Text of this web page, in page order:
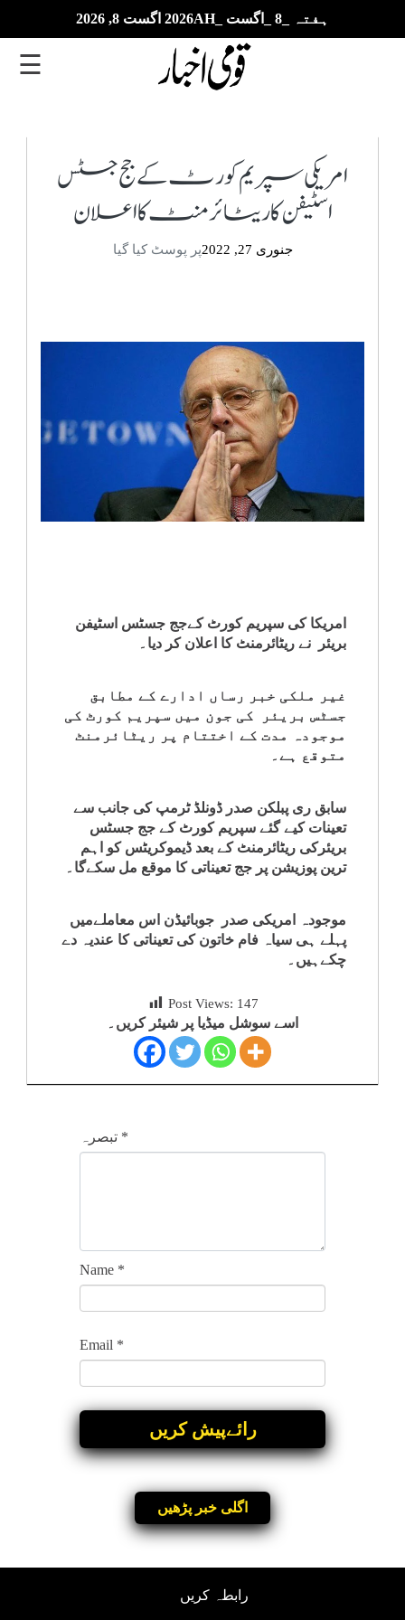
ہفتہ _8 _اگست _2026AH اگست 8, 2026
ترین
ای
انٹرٹینمنٹ
صحت
کھیل
ویڈیوز
قومی
سپلیمنٹس
☰
امریکی سپریم کورٹ کےجج جسٹس
اسٹیفن کا ریٹائرمنٹ کا اعلان
جنوری 27, 2022 پر پوسٹ کیا گیا
امریکا کی سپریم کورٹ کےجج جسٹس اسٹیفن
بریئر نے ریٹائرمنٹ کا اعلان کر دیا۔
غیر ملکی خبر رساں ادارے کے مطابق
جسٹس بریئر کی جون میں سپریم کورٹ کی
موجودہ مدت کے اختتام پر ریٹائرمنٹ
متوقع ہے۔
سابق ری پبلکن صدر ڈونلڈ ٹرمپ کی جانب سے
تعینات کیے گئے سپریم کورٹ کے جج جسٹس
بریئرکی ریٹائرمنٹ کے بعد ڈیموکریٹس کو اہم
ترین پوزیشن پر جج تعیناتی کا موقع مل سکےگا۔
موجودہ امریکی صدر جوبائیڈن اس معاملےمیں
پہلے ہی سیاہ فام خاتون کی تعیناتی کا عندیہ دے
چکےہیں۔
Post Views: 147
اسے سوشل میڈیا پر شیئر کریں۔
تبصرہ *
Name *
Email *
اگلی خبر پڑھیں
رابطہ کریں